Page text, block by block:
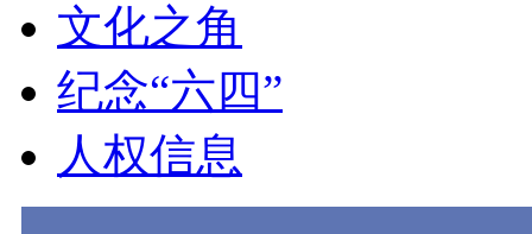
文化之角
纪念“六四”
人权信息